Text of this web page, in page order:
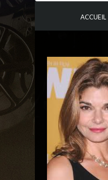
ACCUEIL